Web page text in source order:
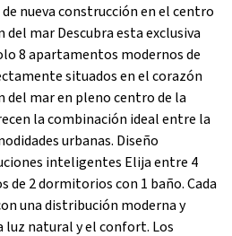
nueva construcción en el centro
del mar Descubra esta exclusiva
8 apartamentos modernos de
situados en el corazón
del mar en pleno centro de la
la combinación ideal entre la
urbanas. Diseño
inteligentes Elija entre 4
de 2 dormitorios con 1 baño. Cada
una distribución moderna y
luz natural y el confort. Los